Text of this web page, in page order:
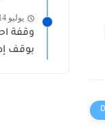
يوليو 14, 2025
وقفة
بوقف